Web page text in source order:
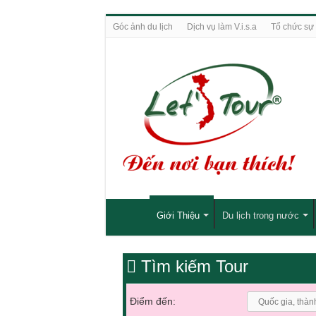
Góc ảnh du lịch Dịch vụ làm V.i.s.a Tổ chức sự
Giới Thiệu Du lịch trong nước
Tìm kiếm Tour
Điểm đến: